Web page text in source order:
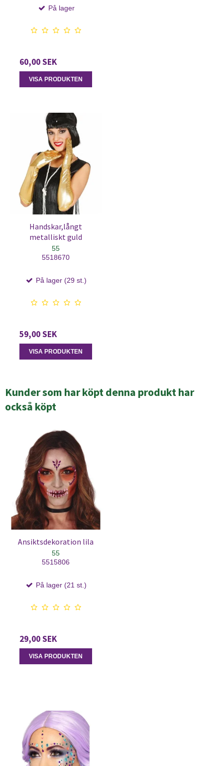
På lager
60,00 SEK
VISA PRODUKTEN
Handskar,långt
metalliskt guld
55
5518670
På lager (29 st.)
59,00 SEK
VISA PRODUKTEN
Kunder som har köpt denna produkt har
också köpt
Ansiktsdekoration lila
55
5515806
På lager (21 st.)
29,00 SEK
VISA PRODUKTEN